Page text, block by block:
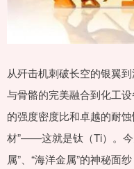
从歼击机刺破长空的银翼
与骨骼的完美融合到化工
的强度密度比和卓越的耐
材”——这就是钛（Ti）。今
属”、“海洋金属”的神秘面